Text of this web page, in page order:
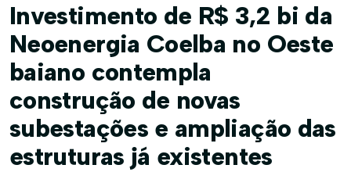
Investimento de R$ 3,2 bi da
Neoenergia Coelba no Oeste
baiano contempla
construção de novas
subestações e ampliação das
estruturas já existentes